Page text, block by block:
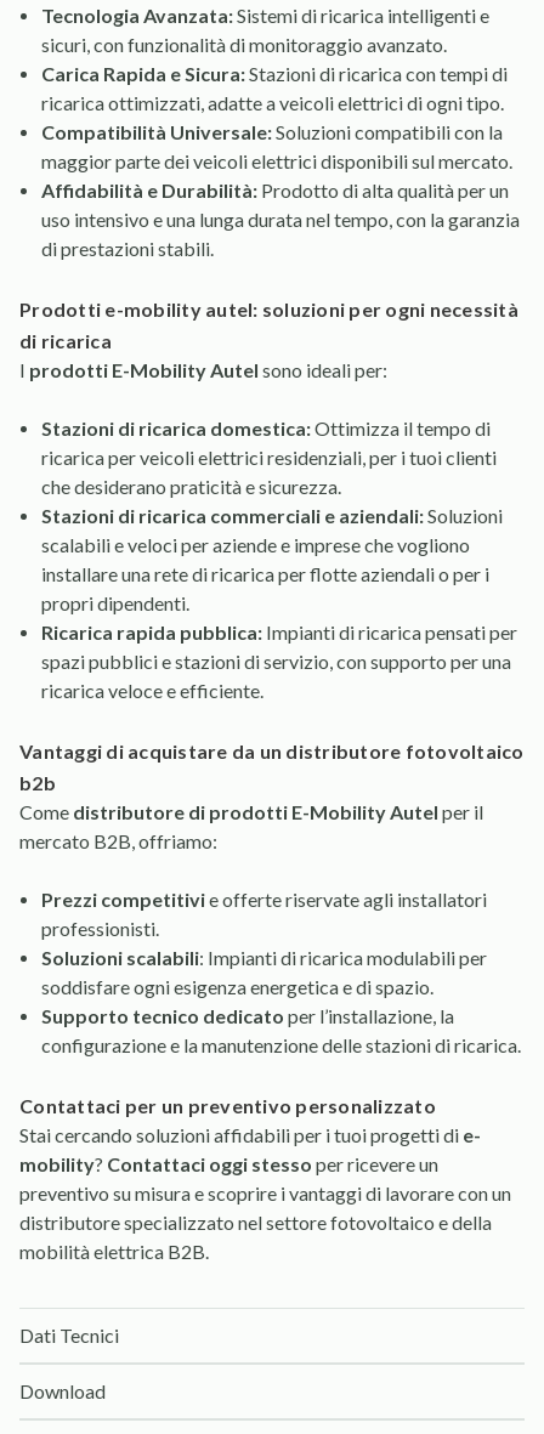
Tecnologia Avanzata:Sistemi di ricarica intelligenti e
sicuri, con funzionalità di monitoraggio avanzato.
Carica Rapida e Sicura:Stazioni di ricarica con tempi di
ricarica ottimizzati, adatte a veicoli elettrici di ogni tipo.
Compatibilità Universale:Soluzioni compatibili con la
maggior parte dei veicoli elettrici disponibili sul mercato.
Affidabilità e Durabilità: Prodotto di alta qualità per un
uso intensivo e una lunga durata nel tempo, con la garanzia
di prestazioni stabili.
prodotti e-mobility autel: soluzioni per ogni necessità
di ricarica
I prodotti E-Mobility Autel sono ideali per:
Stazioni di ricarica domestica:Ottimizza il tempo di
ricarica per veicoli elettrici residenziali, per i tuoi clienti
che desiderano praticità e sicurezza.
Stazioni di ricarica commerciali e aziendali:Soluzioni
scalabili e veloci per aziende e imprese che vogliono
installare una rete di ricarica per flotte aziendali o per i
propri dipendenti.
Ricarica rapida pubblica: Impianti di ricarica pensati per
spazi pubblici e stazioni di servizio, con supporto per una
ricarica veloce e efficiente.
vantaggi di acquistare da un distributore fotovoltaico
b2b
Come distributore di prodotti E-Mobility Autel per il
mercato B2B, offriamo:
Prezzi competitivie offerte riservate agli installatori
professionisti.
Soluzioni scalabili: Impianti di ricarica modulabili per
soddisfare ogni esigenza energetica e di spazio.
Supporto tecnico dedicato per l’installazione, la
configurazione e la manutenzione delle stazioni di ricarica.
contattaci per un preventivo personalizzato
Stai cercando soluzioni affidabili per i tuoi progetti di e-
mobility? Contattaci oggi stesso per ricevere un
preventivo su misura e scoprire i vantaggi di lavorare con un
distributore specializzato nel settore fotovoltaico e della
mobilità elettrica B2B.
Dati Tecnici
Download